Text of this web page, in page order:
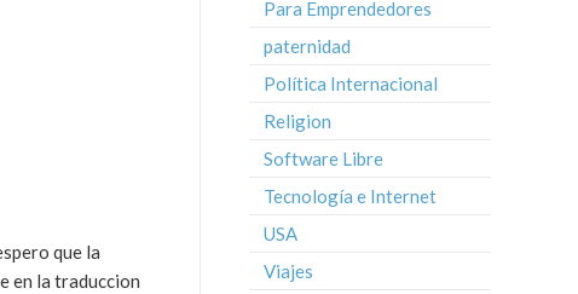
que la
en la traduccion
Para Emprendedores
paternidad
Política Internacional
Religion
Software Libre
Tecnología e Internet
USA
Viajes